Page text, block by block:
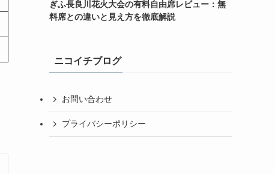
ぎふ長良川花火大会の有料自由席レビュー：無
料席との違いと見え方を徹底解説
ニコイチブログ
お問い合わせ
プライバシーポリシー